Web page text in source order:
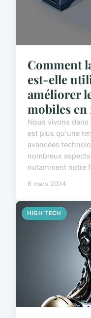
Comment
est-elle
améliorer
mobiles en
Nous vivons
est plus qu'une
avancées
nombreux
notamment notre
8 mars 2024
HIGH TECH